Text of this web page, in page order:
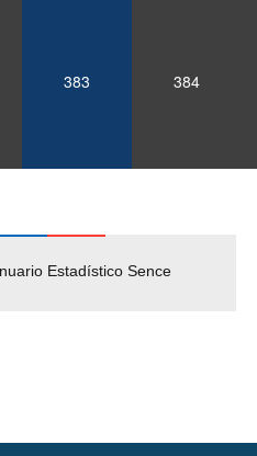
383 384
Estadístico Sence
Solicitud Audiencias y